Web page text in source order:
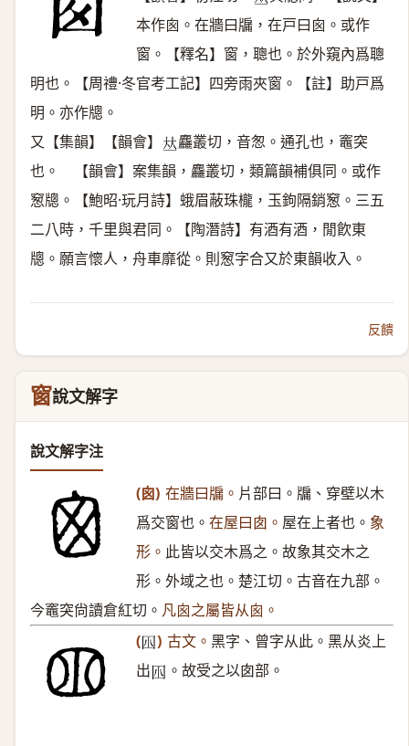
本作囪。在牆曰牖，在戸曰囪。或作
窗。【釋名】窗，聰也。於外窺內爲聰
明也。【周禮·冬官考工記】四旁雨夾窗。【註】助戸爲
明。亦作牕。
又【集韻】【韻會】 𠀤麤叢切，音怱。通孔也，竈突
也。 【韻會】案集韻，麤叢切，類篇韻補俱同。或作
䆫牕。【鮑昭·玩月詩】蛾眉蔽珠櫳，玉鉤隔銷䆫。三五
二八時，千里與君同。【陶潛詩】有酒有酒，閒飮東
牕。願言懷人，舟車靡從。則䆫字合又於東韻收入。
反饋
窗說文解字
說文解字注
(囪) 在牆曰牖。 片部曰。牖、穿壁以木
爲交窗也。 在屋曰囱。 屋在上者也。 象
形。 此皆以交木爲之。故象其交木之
形。外域之也。楚江切。古音在九部。
今竈突尙讀倉紅切。 凡囪之屬皆从囪。
(𡆧 ) 古文。 黑字、曾字从此。黑从炎上
出𡆧 。故受之以囱部。